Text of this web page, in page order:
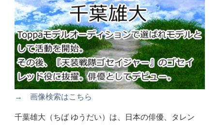
→ 画像検索はこちら
千葉雄大（ちば ゆうだい）は、日本の俳優、タレン